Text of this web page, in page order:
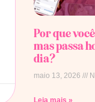
Por que
mas passa
dia?
maio 13, 2026
Leia mais »